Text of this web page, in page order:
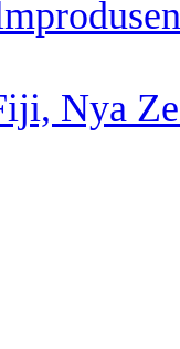
Nya